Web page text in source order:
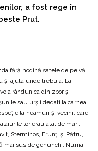
a fost rege în
Prut.
fără hodină satele de pe văi
și ajuta unde trebuia. La
rândunica din zbor și
sau urșii dedați la carnea
la neamuri și vecini, care
lor erau atât de mari,
Sterminos, Frunţi şi Pătru,
mai sus de genunchi. Numai